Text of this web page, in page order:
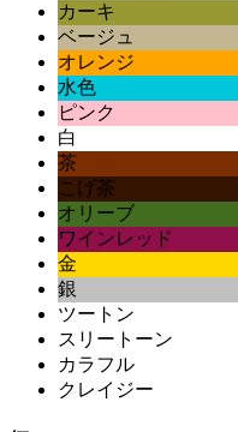
カーキ
ベージュ
オレンジ
水色
ピンク
白
茶
こげ茶
オリーブ
ワインレッド
金
銀
ツートン
スリートーン
カラフル
クレイジー